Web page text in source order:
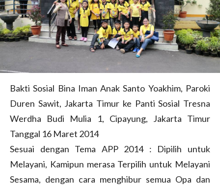
Bakti Sosial Bina Iman Anak Santo Yoakhim, Paroki
Duren Sawit, Jakarta Timur ke Panti Sosial Tresna
Werdha Budi Mulia 1, Cipayung, Jakarta Timur
Tanggal 16 Maret 2014
Sesuai dengan Tema APP 2014 : Dipilih untuk
Melayani, Kamipun merasa Terpilih untuk Melayani
Sesama, dengan cara menghibur semua Opa dan